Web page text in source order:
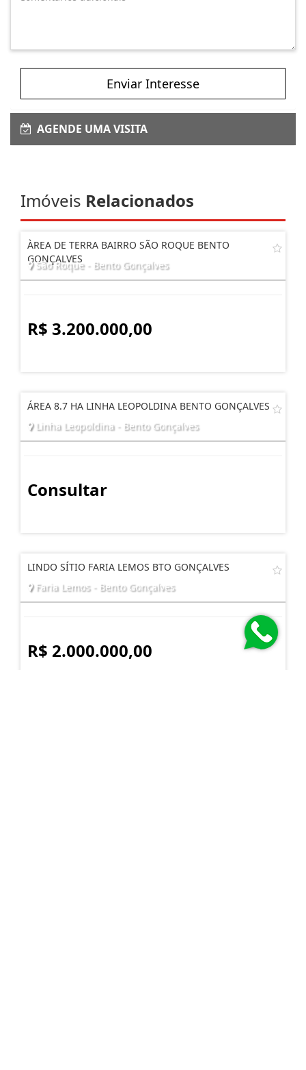
Enviar Interesse
AGENDE UMA VISITA
Imóveis Relacionados
ÀREA DE TERRA BAIRRO SÃO ROQUE BENTO
GONÇALVES
São Roque - Bento Gonçalves
R$ 3.200.000,00
ÁREA 8.7 HA LINHA LEOPOLDINA BENTO GONÇALVES
Linha Leopoldina - Bento Gonçalves
Consultar
LINDO SÍTIO FARIA LEMOS BTO GONÇALVES
Faria Lemos - Bento Gonçalves
R$ 2.000.000,00